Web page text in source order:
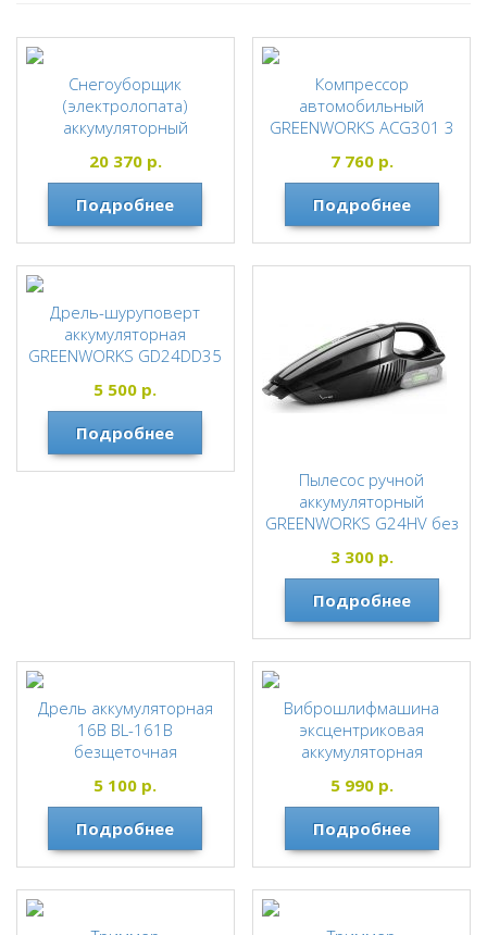
Снегоуборщик
(электролопата)
аккумуляторный
40V, без АКБ и ЗУ
2603107
Greenworks
20 370р.
Подробнее
Компрессор
автомобильный
GREENWORKS ACG301 3
без АКБ и ЗУ 3400807
Greenworks
7 760р.
Подробнее
Дрель-шуруповерт
аккумуляторная
GREENWORKS GD24DD35
Greenworks
5 500 р.
Подробнее
Пылесос ручной
аккумуляторный
GREENWORKS G24HV без
Greenworks
3 300р.
Подробнее
Дрель аккумуляторная
16В BL-161В
безщеточная
PROFIPOWER
5 100 р.
Подробнее
Виброшлифмашина
эксцентриковая
аккумуляторная
без АКБ и ЗУ 3100107
Greenworks
5 990р.
Подробнее